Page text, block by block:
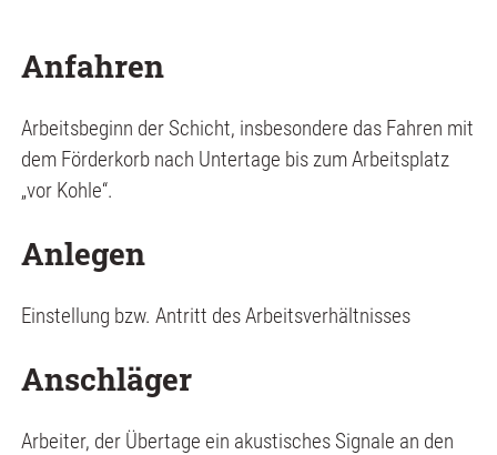
Anfahren
Arbeitsbeginn der Schicht, insbesondere das Fahren mit
dem Förderkorb nach Untertage bis zum Arbeitsplatz
„vor Kohle“.
Anlegen
Einstellung bzw. Antritt des Arbeitsverhältnisses
Anschläger
Arbeiter, der Übertage ein akustisches Signale an den